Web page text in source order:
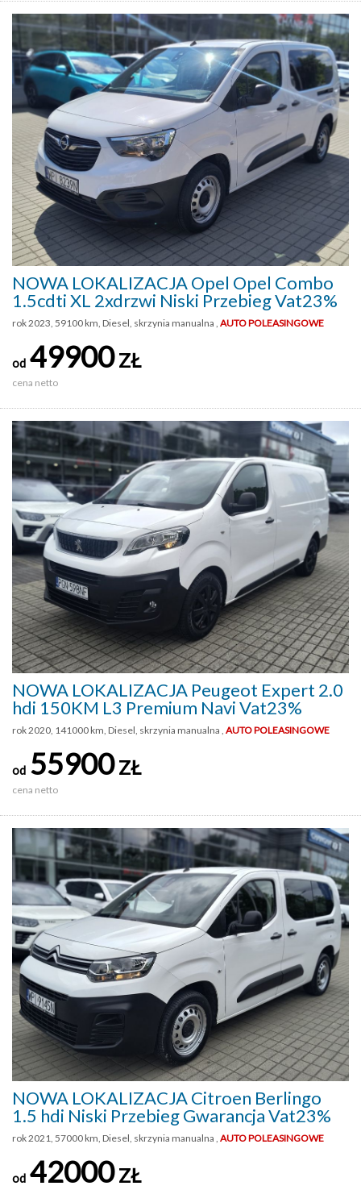
NOWA LOKALIZACJA Opel Opel Combo
1.5cdti XL 2xdrzwi Niski Przebieg Vat23%
rok 2023, 59100 km, Diesel, skrzynia manualna , AUTO POLEASINGOWE
od 49900ZŁ
cena netto
NOWA LOKALIZACJA Peugeot Expert 2.0
hdi 150KM L3 Premium Navi Vat23%
rok 2020, 141000 km, Diesel, skrzynia manualna , AUTO POLEASINGOWE
od 55900ZŁ
cena netto
NOWA LOKALIZACJA Citroen Berlingo
1.5 hdi Niski Przebieg Gwarancja Vat23%
rok 2021, 57000 km, Diesel, skrzynia manualna , AUTO POLEASINGOWE
od 42000ZŁ